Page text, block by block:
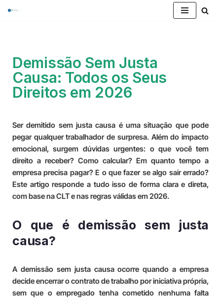
conteúdo
Demissão Sem Justa
Causa: Todos os Seus
Direitos em 2026
Ser demitido sem justa causa é uma situação que pode
pegar qualquer trabalhador de surpresa. Além do impacto
emocional, surgem dúvidas urgentes: o que você tem
direito a receber? Como calcular? Em quanto tempo a
empresa precisa pagar? E o que fazer se algo sair errado?
Este artigo responde a tudo isso de forma clara e direta,
com base na CLT e nas regras válidas em 2026.
O que é demissão sem justa
causa?
A demissão sem justa causa ocorre quando a empresa
decide encerrar o contrato de trabalho por iniciativa própria,
sem que o empregado tenha cometido nenhuma falta